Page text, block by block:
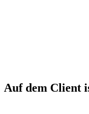
Auf dem Client